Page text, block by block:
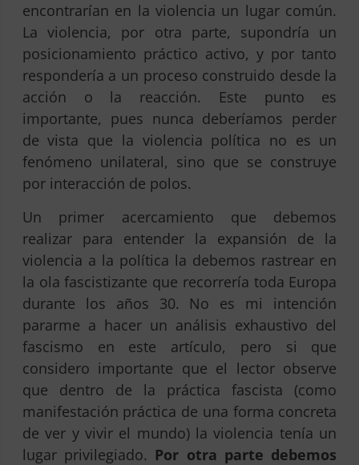
encontrarían en la violencia un lugar común.
La violencia, por otra parte, supondría un
posicionamiento práctico activo, y por tanto
respondería a un proceso construido desde la
acción o la reacción. Este punto es
importante, pues nunca deberíamos perder
de vista que la violencia política no es un
fenómeno unilateral, sino que se construye
por interacción de polos.
Un primer acercamiento que debemos
realizar para entender la expansión de la
violencia a la política la debemos rastrear en
la ola fascistizante que recorrería toda Europa
durante los años 30. No es mi intención
pararme a hacer un análisis exhaustivo del
fascismo en este artículo, pero si que
considero importante que el lector observe
que dentro de la práctica fascista (como
manifestación práctica de una forma concreta
de ver y vivir el mundo) la violencia tenía un
lugar privilegiado. Por otra parte debemos